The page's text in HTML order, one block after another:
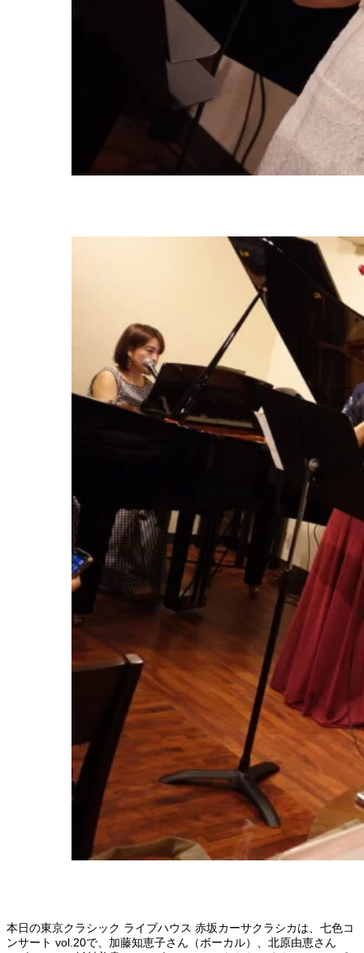
本日の東京クラシック ライブハウス 赤坂カーサクラシカは、七色コ
ンサート vol.20で、加藤知恵子さん（ボーカル）、北原由恵さん